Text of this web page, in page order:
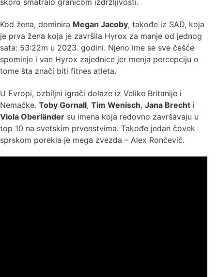
Kod žena, dominira Megan Jacoby, takođe iz SAD, koja
je prva žena koja je završila Hyrox za manje od jednog
sata: 53:22m u 2023. godini. Njeno ime se sve češće
spominje i van Hyrox zajednice jer menja percepciju o
tome šta znači biti fitnes atleta.
U Evropi, ozbiljni igrači dolaze iz Velike Britanije i
Nemačke. Toby Gornall, Tim Wenisch, Jana Brecht i
Viola Oberländer su imena koja redovno završavaju u
top 10 na svetskim prvenstvima. Takođe jedan čovek
sprskom porekla je mega zvezda – Alex Rončević.